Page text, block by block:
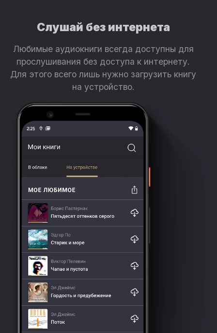
Слушай без интернета
Любимые аудиокниги всегда доступны для
прослушивания без доступа к интернету.
Для этого всего лишь нужно загрузить книгу
на устройство.